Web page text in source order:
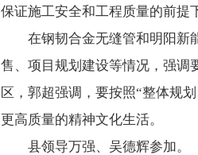
保证施工安全和工程质量的前
在钢韧合金无缝管和明阳新
售、项目规划建设等情况，强调
区，郭超强调，要按照“整体规
更高质量的精神文化生活。
县领导万强、吴德辉参加。